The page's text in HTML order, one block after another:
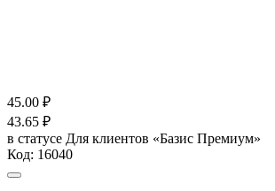
45.00 ₽
43.65 ₽
в статусе Для клиентов «Базис Премиум»
Код: 16040